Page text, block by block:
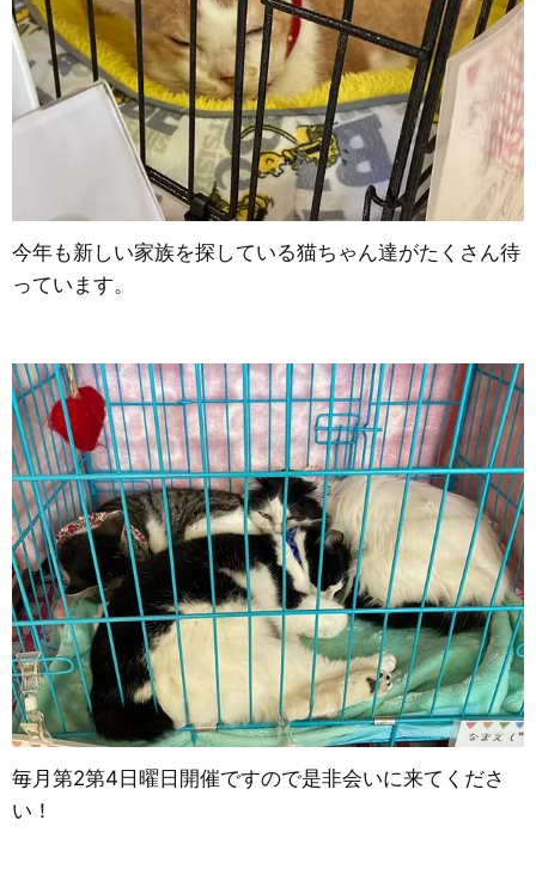
今年も新しい家族を探している猫ちゃん達がたくさん待
っています。
毎月第2第4日曜日開催ですので是非会いに来てくださ
い！